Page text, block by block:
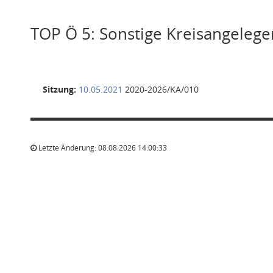
TOP Ö 5: Sonstige
Sitzung: 10.05.2021 2020-2026/KA/010
Letzte Änderung: 08.08.2026 14:00:33